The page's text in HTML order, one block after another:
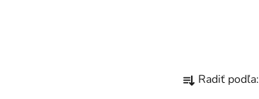
a Radiť podľa: